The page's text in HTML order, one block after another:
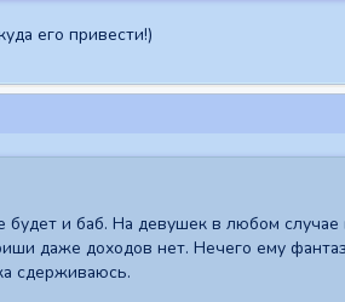
его привести!)
и баб. На девушек в любом случае
даже доходов нет. Нечего ему
сдерживаюсь.